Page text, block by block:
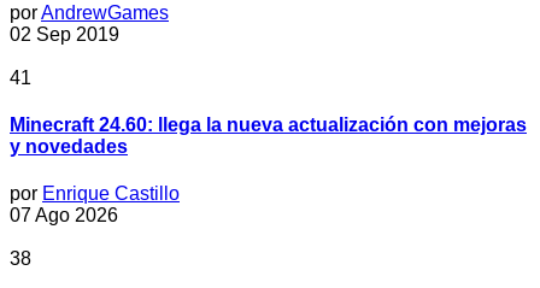
porAndrewGames
02 Sep 2019
41
Minecraft 24.60: llega la nueva actualización con mejoras
y novedades
por Enrique Castillo
07 Ago 2026
38